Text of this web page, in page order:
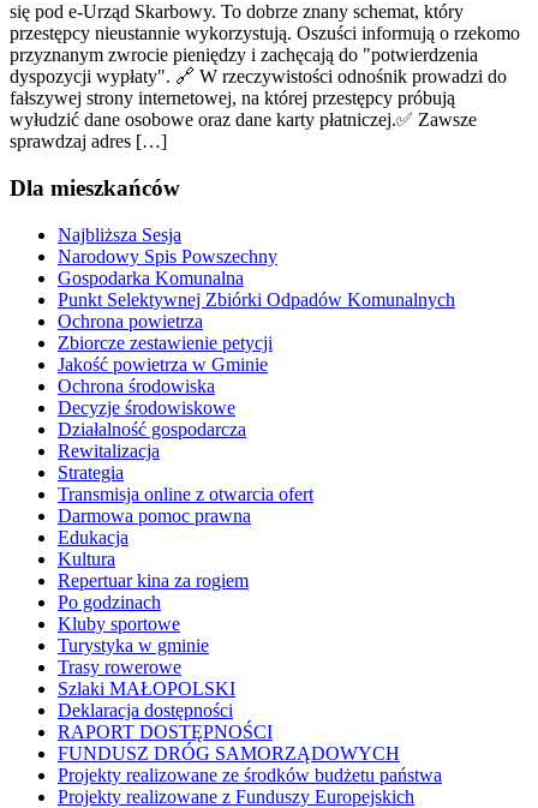
się pod e-Urząd Skarbowy. To dobrze znany schemat, który
przestępcy nieustannie wykorzystują. Oszuści informują o rzekomo
przyznanym zwrocie pieniędzy i zachęcają do "potwierdzenia
dyspozycji wypłaty". 🔗 W rzeczywistości odnośnik prowadzi do
fałszywej strony internetowej, na której przestępcy próbują
wyłudzić dane osobowe oraz dane karty płatniczej.✅ Zawsze
sprawdzaj adres […]
Dla mieszkańców
Najbliższa Sesja
Narodowy Spis Powszechny
Gospodarka Komunalna
Punkt Selektywnej Zbiórki Odpadów Komunalnych
Ochrona powietrza
Zbiorcze zestawienie petycji
Jakość powietrza w Gminie
Ochrona środowiska
Decyzje środowiskowe
Działalność gospodarcza
Rewitalizacja
Strategia
Transmisja online z otwarcia ofert
Darmowa pomoc prawna
Edukacja
Kultura
Repertuar kina za rogiem
Po godzinach
Kluby sportowe
Turystyka w gminie
Trasy rowerowe
Szlaki MAŁOPOLSKI
Deklaracja dostępności
RAPORT DOSTĘPNOŚCI
FUNDUSZ DRÓG SAMORZĄDOWYCH
Projekty realizowane ze środków budżetu państwa
Projekty realizowane z Funduszy Europejskich